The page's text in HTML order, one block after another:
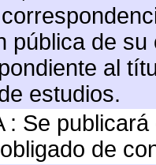
pública de
al
estudios.
: Se
de